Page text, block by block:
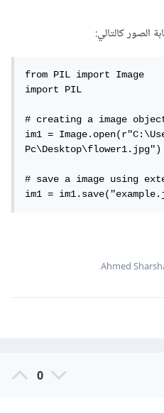
الصور كالتالي:
from PIL import Image
import PIL
# creating a image
im1 =
Pc\Desktop\flower1.jpg")
# save a image using
im1 =
0